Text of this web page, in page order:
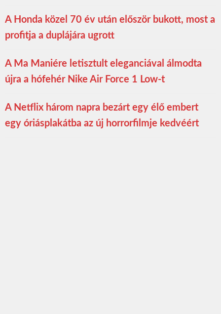
A Honda közel 70 év után először bukott, most a
profitja a duplájára ugrott
A Ma Maniére letisztult eleganciával álmodta
újra a hófehér Nike Air Force 1 Low-t
A Netflix három napra bezárt egy élő embert
egy óriásplakátba az új horrorfilmje kedvéért